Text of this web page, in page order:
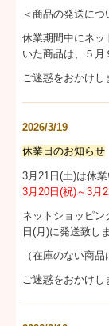
＜商品の発送につ
休業期間中にネッ
いた商品は、５月
ご迷惑をおかけ
2026/3/19
休業日のお知らせ
3月21日(土)は休
3月20日(祝)～3
ネットショッピ
日(月)に発送致し
（在庫のない商
ご迷惑をおかけ